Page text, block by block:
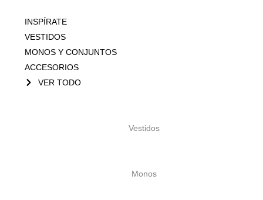
INSPÍRATE
VESTIDOS
MONOS Y CONJUNTOS
ACCESORIOS
VER TODO
Vestidos
Monos